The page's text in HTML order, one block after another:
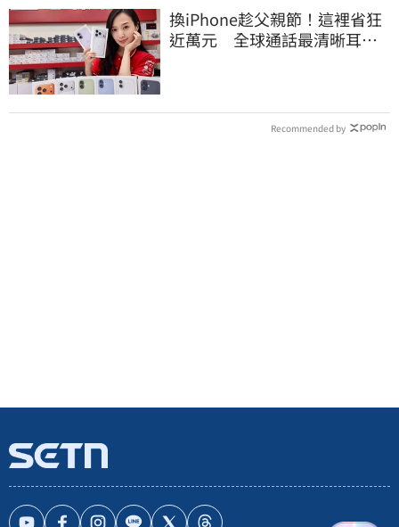
換iPhone趁父親節！這裡省狂
近萬元 全球通話最清晰耳機
Recommended by